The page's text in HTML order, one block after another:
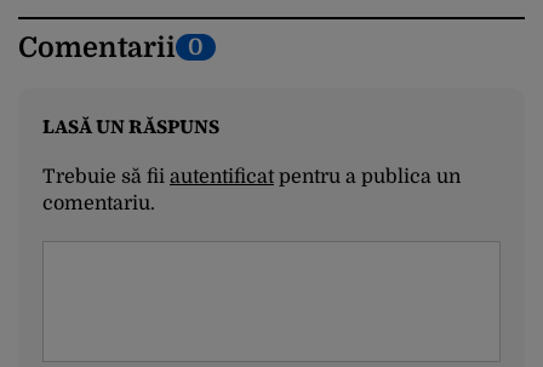
Comentarii 0
LASĂ UN RĂSPUNS
Trebuie să fii autentificatpentru a publica un
comentariu.